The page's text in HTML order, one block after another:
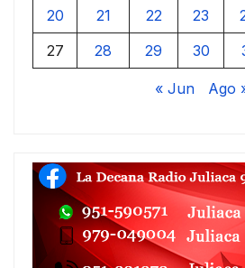
20
21 22 23
27
28 29 30
« Jun Ago